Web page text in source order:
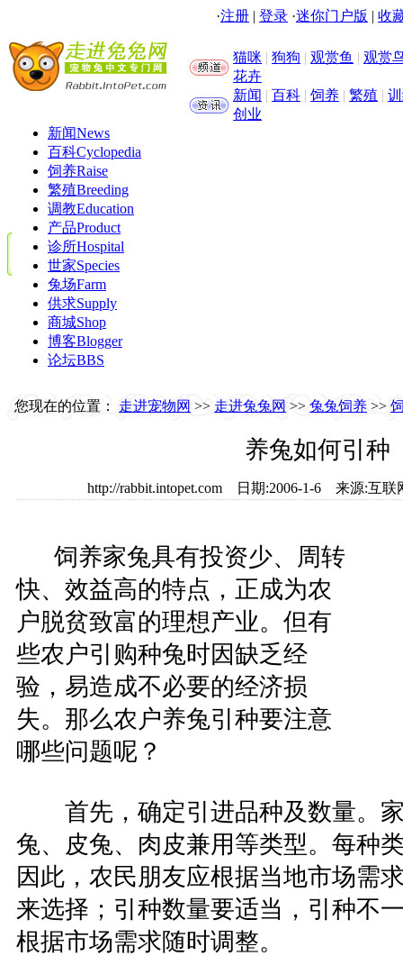
·注册 | 登录 ·迷你门户版 | 收
猫咪 | 狗狗 | 观赏鱼 | 观赏
花卉
新闻 | 百科 | 饲养 | 繁殖 |
创业
新闻News
百科Cyclopedia
饲养Raise
繁殖Breeding
调教Education
产品Product
诊所Hospital
世家Species
兔场Farm
供求Supply
商城Shop
博客Blogger
论坛BBS
您现在的位置： 走进宠物网 >> 走进兔兔网 >> 兔兔饲养 >>
养兔如何引种
http://rabbit.intopet.com 日期:2006-1-6 来源:互
饲养家兔具有投资少、周转
快、效益高的特点，正成为农
户脱贫致富的理想产业。但有
些农户引购种兔时因缺乏经
验，易造成不必要的经济损
失。那么农户养兔引种要注意
哪些问题呢？
首先，确定引进品种及数量。家
兔、皮兔、肉皮兼用等类型。每种
因此，农民朋友应根据当地市场需
来选择；引种数量要适当，引种不
根据市场需求随时调整。